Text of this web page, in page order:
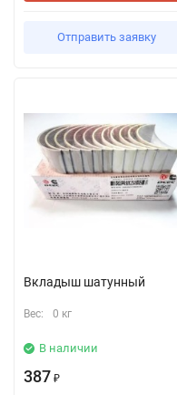
Отправить заявку
Вкладыш шатунный
Вес: 0 кг
В наличии
387 ₽